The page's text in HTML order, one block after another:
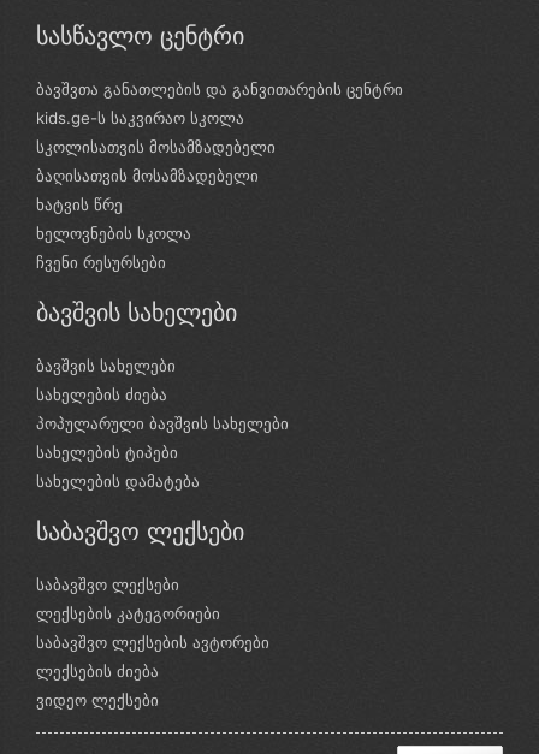
სასწავლო ცენტრი
ბავშვთა განათლების და განვითარების ცენტრი
kids.ge-ს საკვირაო სკოლა
სკოლისათვის მოსამზადებელი
ბაღისათვის მოსამზადებელი
ხატვის წრე
ხელოვნების სკოლა
ჩვენი რესურსები
ბავშვის სახელები
ბავშვის სახელები
სახელების ძიება
პოპულარული ბავშვის სახელები
სახელების ტიპები
სახელების დამატება
საბავშვო ლექსები
საბავშვო ლექსები
ლექსების კატეგორიები
საბავშვო ლექსების ავტორები
ლექსების ძიება
ვიდეო ლექსები